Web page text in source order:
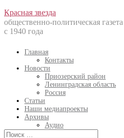
Перейти
к
содержанию
Красная звезда
общественно-политическая
с 1940 года
Главная
Контакты
Новости
Приозерский район
Ленинградская область
Россия
Статьи
Наши медиапроекты
Архивы
Аудио
Искать: